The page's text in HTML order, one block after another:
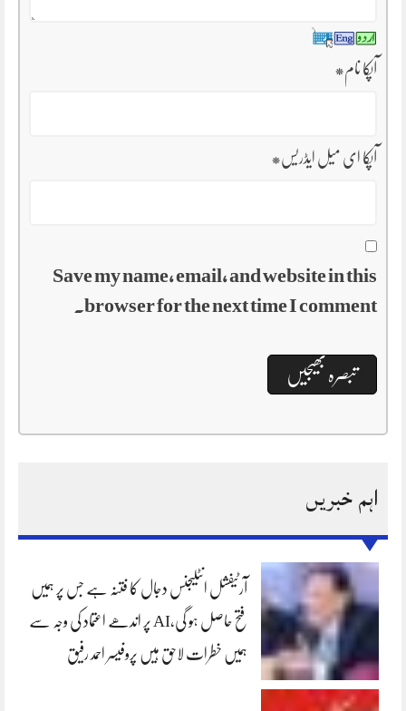
آپکا نام*
آپکا ای میل ایڈریس*
Save my name, email, and website in this
browser for the next time I comment.
اہم خبریں
آرٹیفشل انٹلیجنس دجال کا فتنہ ہے جس پر ہمیں
فتح حاصل ہو گی،AI پر اندھے اعتماد کی وجہ سے
ہمیں خطرات لاحق ہیں پروفیسر احمد رفیق